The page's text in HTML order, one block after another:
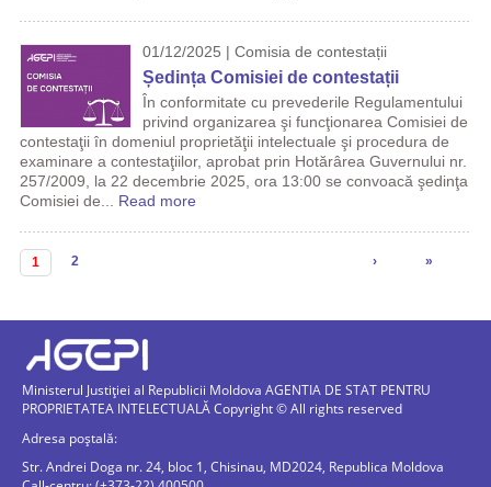
01/12/2025 | Comisia de contestații
Ședința Comisiei de contestații
În conformitate cu prevederile Regulamentului
privind organizarea şi funcţionarea Comisiei de
contestaţii în domeniul proprietăţii intelectuale şi procedura de
examinare a contestaţiilor, aprobat prin Hotărârea Guvernului nr.
257/2009, la 22 decembrie 2025, ora 13:00 se convoacă şedinţa
Comisiei de... Read more
Pagini
1 2 › »
Ministerul Justiției al Republicii Moldova AGENTIA DE STAT PENTRU
PROPRIETATEA INTELECTUALĂ Copyright © All rights reserved
Adresa poștală:
Str. Andrei Doga nr. 24, bloc 1, Chisinau, MD2024, Republica Moldova